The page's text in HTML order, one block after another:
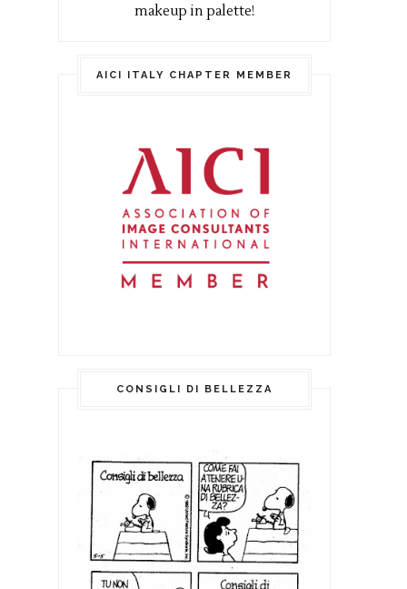
makeup in palette!
AICI ITALY CHAPTER MEMBER
CONSIGLI DI BELLEZZA